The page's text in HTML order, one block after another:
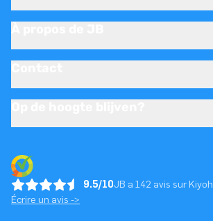
9.5/10JB a 142 avis sur Kiyoh
Écrire un avis ->